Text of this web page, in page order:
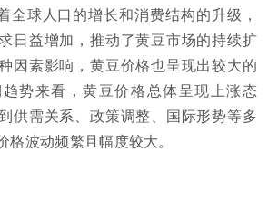
全球人口的增长和消费结构的升级，
日益增加，推动了黄豆市场的持续扩
因素影响，黄豆价格也呈现出较大的
势来看，黄豆价格总体呈现上涨态
供需关系、政策调整、国际形势等多
波动频繁且幅度较大。